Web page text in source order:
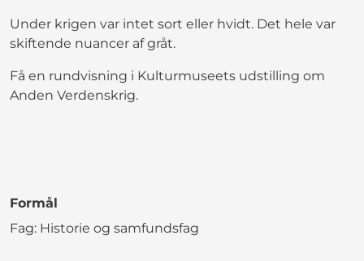
Under krigen var intet sort eller hvidt. Det hele var
skiftende nuancer af gråt.
Få en rundvisning i Kulturmuseets udstilling om
Anden Verdenskrig.
Formål
Fag: Historie og samfundsfag